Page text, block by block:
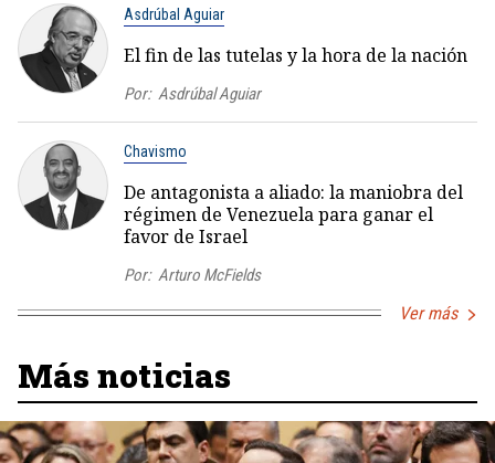
Asdrúbal Aguiar
El fin de las tutelas y la hora de la nación
Por: Asdrúbal Aguiar
Chavismo
De antagonista a aliado: la maniobra del
régimen de Venezuela para ganar el
favor de Israel
Por: Arturo McFields
Ver más
Más noticias